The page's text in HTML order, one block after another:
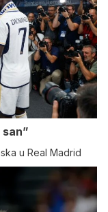
u Real Madrid